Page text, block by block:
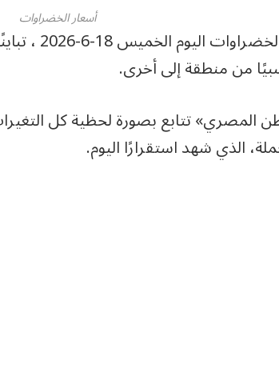
أسعار الخضراوات
شهدت
من منطقة إلى أخرى.
المصري» تتابع بصورة لحظية كل
الذي شهد استقرارًا اليوم.